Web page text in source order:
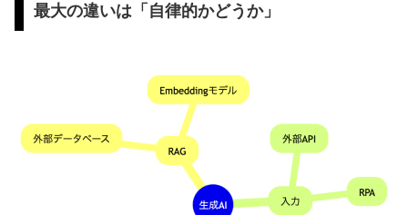
最大の違いは「自律的かどうか」